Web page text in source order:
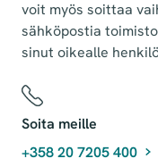
voit myös soittaa
sähköpostia
sinut oikealle
Soita meille
+358 20 7205 400